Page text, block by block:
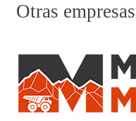
Otras empresas